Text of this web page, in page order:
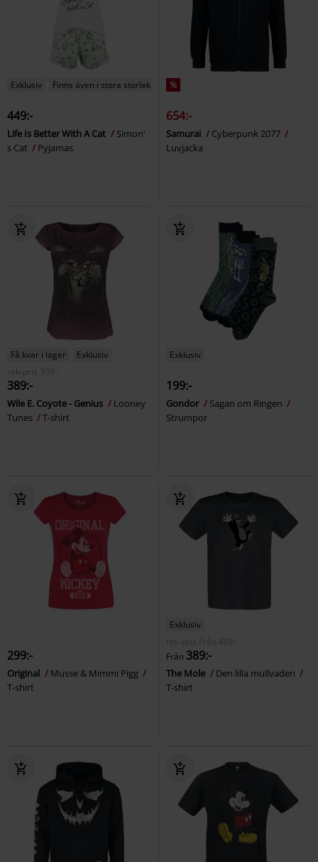
Exklusiv Finns även i stora storlekar
449:-
Life Is Better With A Cat
Simon'
s Cat
Pyjamas
%
654:-
Samurai
Cyberpunk 2077
Luvjacka
Få kvar i lager
Exklusiv
rek-pris
399:-
389:-
Wile E. Coyote - Genius
Looney
Tunes
T-shirt
Exklusiv
199:-
Gondor
Sagan om Ringen
Strumpor
299:-
Original
Musse & Mimmi Pigg
T-shirt
Exklusiv
rek-pris
Från
408:-
Från 389:-
The Mole
Den lilla mullvaden
T-shirt